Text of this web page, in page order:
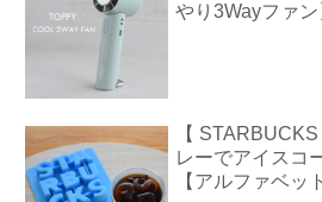
やり3Wayファン
【
レーでアイスコ
【アルファベッ